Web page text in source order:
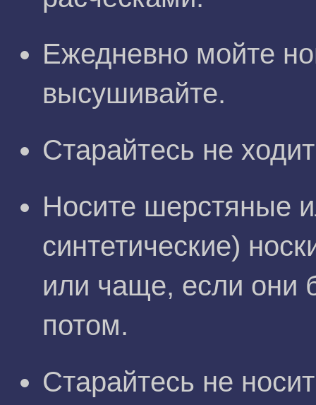
Ежедневно мойте
высушивайте.
Старайтесь не
Носите шерстяные
синтетические)
или чаще, если они
потом.
Старайтесь не